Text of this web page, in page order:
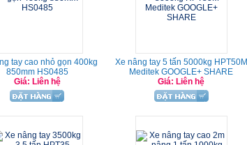
tay cao nhỏ gọn 400kg
850mm HS0485
Giá: Liên hệ
Xe nâng tay 5 tấn 5000kg HPT50M
Meditek GOOGLE+ SHARE
Giá: Liên hệ